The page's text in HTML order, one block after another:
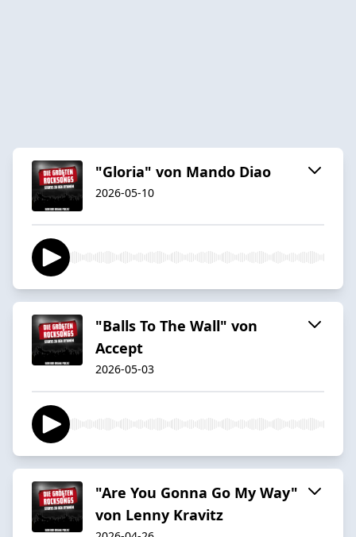
"Gloria" von Mando Diao
2026-05-10
"Balls To The Wall" von
Accept
2026-05-03
"Are You Gonna Go My Way"
von Lenny Kravitz